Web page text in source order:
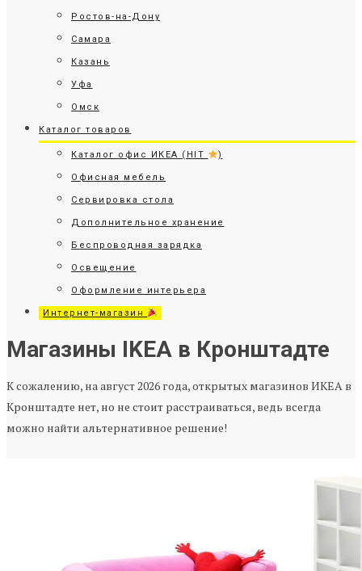
Ростов-на-Дону
Самара
Казань
Уфа
Омск
Каталог товаров
Каталог офис ИКЕА (HIT )
Офисная мебель
Сервировка стола
Дополнительное хранение
Беспроводная зарядка
Освещение
Оформление интерьера
Интернет-магазин
Магазины IKEA в Кронштадте
К сожалению, на август 2026 года, открытых магазинов ИКЕА в
Кронштадте нет, но не стоит расстраиваться, ведь всегда
можно найти альтернативное решение!